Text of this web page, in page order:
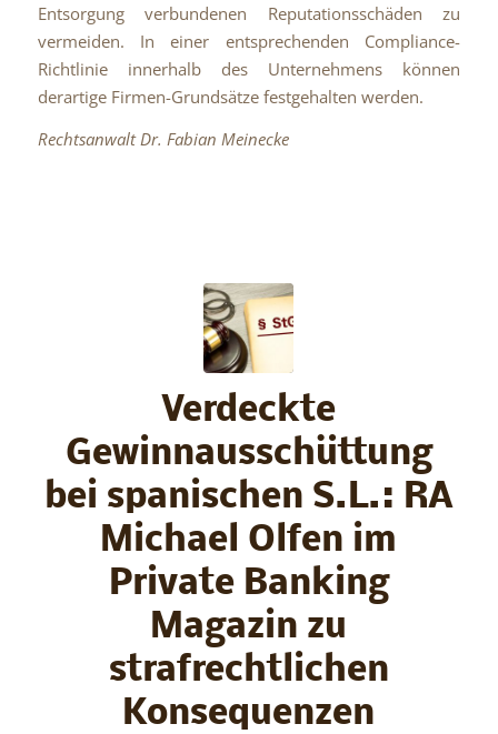
Entsorgung verbundenen Reputationsschäden zu
vermeiden. In einer entsprechenden Compliance-
Richtlinie innerhalb des Unternehmens können
derartige Firmen-Grundsätze festgehalten werden.
Rechtsanwalt Dr. Fabian Meinecke
Verdeckte
Gewinnausschüttung
bei spanischen S.L.: RA
Michael Olfen im
Private Banking
Magazin zu
strafrechtlichen
Konsequenzen